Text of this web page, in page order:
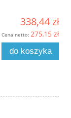
338,44 zł
Cena netto: 275,15 zł
do koszyka